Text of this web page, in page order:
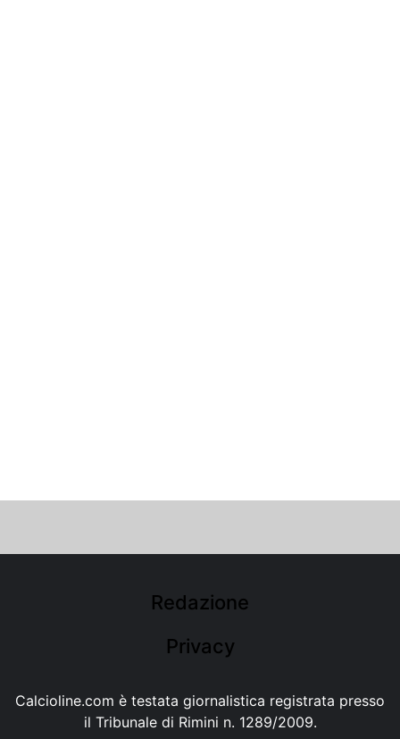
Redazione
Privacy
Calcioline.com è testata giornalistica registrata presso
il Tribunale di Rimini n. 1289/2009.